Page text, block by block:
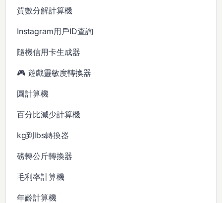
質數分解計算機
Instagram用戶ID查詢
隨機信用卡生成器
🎮 遊戲靈敏度轉換器
圓計算機
百分比減少計算機
kg到lbs轉換器
磅轉公斤轉換器
毛利率計算機
年齡計算機